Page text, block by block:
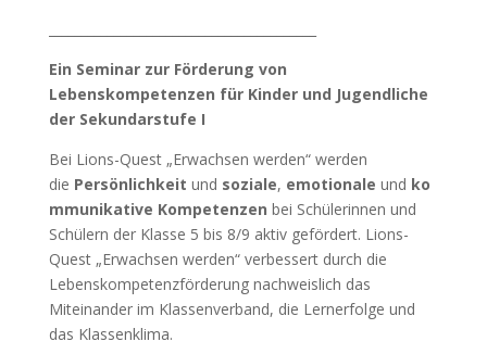
Ein Seminar zur Förderung von
Lebenskompetenzen für Kinder und Jugendliche
der Sekundarstufe I
Bei Lions-Quest „Erwachsen werden“ werden
die Persönlichkeit und soziale, emotionale und ko
mmunikative Kompetenzen bei Schülerinnen und
Schülern der Klasse 5 bis 8/9 aktiv gefördert. Lions-
Quest „Erwachsen werden“ verbessert durch die
Lebenskompetenzförderung nachweislich das
Miteinander im Klassenverband, die Lernerfolge und
das Klassenklima.